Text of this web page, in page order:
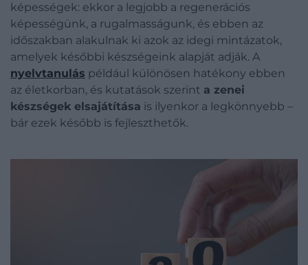
képességek: ekkor a legjobb a regenerációs
képességünk, a rugalmasságunk, és ebben az
időszakban alakulnak ki azok az idegi mintázatok,
amelyek későbbi készségeink alapját adják. A
nyelvtanulás például különösen hatékony ebben
az életkorban, és kutatások szerint a zenei
készségek elsajátítása is ilyenkor a legkönnyebb –
bár ezek később is fejleszthetők.